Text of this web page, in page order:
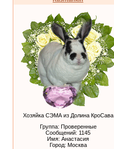
Хозяйка СЭМА из Долина КроСава
Группа: Проверенные
Сообщений: 1145
Имя: Анастасия
Город: Москва